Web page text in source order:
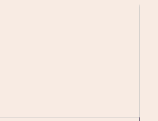
parkeren van 2 auto’s op
voor elektrische auto